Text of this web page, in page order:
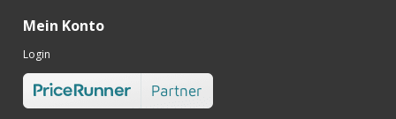
Mein Konto
Login